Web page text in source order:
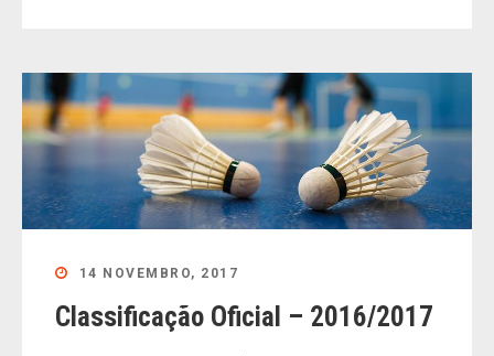
14 NOVEMBRO, 2017
Classificação Oficial – 2016/2017